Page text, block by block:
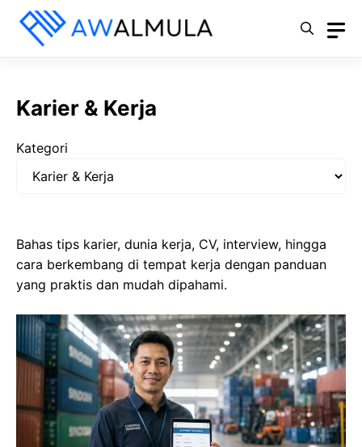
Langsung
Karier & Kerja
Kategori
Bahas tips karier, dunia kerja, CV, interview, hingga
cara berkembang di tempat kerja dengan panduan
yang praktis dan mudah dipahami.